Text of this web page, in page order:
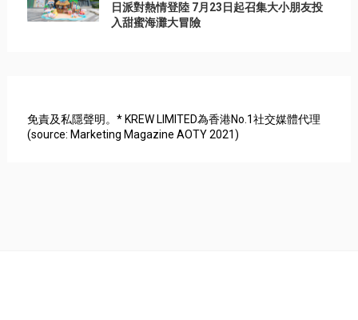
日派對熱情登陸 7月23日起召集大小朋友投
入甜蜜海灘大冒險
免責及私隱聲明。* KREW LIMITED為香港No.1社交媒體代理
(source: Marketing Magazine AOTY 2021)